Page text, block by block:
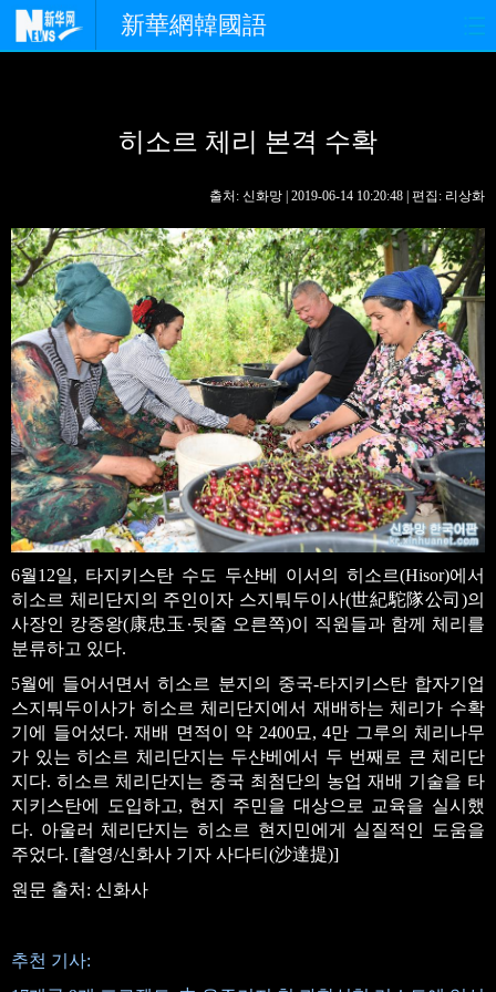
新華網韓國語
사회
핫 TV 문화
연예 관광 오피니언
생생 중국어
히소르 체리 본격 수확
출처: 신화망 | 2019-06-14 10:20:48 | 편집: 리상화
6월12일, 타지키스탄 수도 두샨베 이서의 히소르(Hisor)에서
히소르 체리단지의 주인이자 스지퉈두이사(世紀駝隊公司)의
사장인 캉중왕(康忠玉∙뒷줄 오른쪽)이 직원들과 함께 체리를
분류하고 있다.
5월에 들어서면서 히소르 분지의 중국-타지키스탄 합자기업
스지퉈두이사가 히소르 체리단지에서 재배하는 체리가 수확
기에 들어섰다. 재배 면적이 약 2400묘, 4만 그루의 체리나무
가 있는 히소르 체리단지는 두샨베에서 두 번째로 큰 체리단
지다. 히소르 체리단지는 중국 최첨단의 농업 재배 기술을 타
지키스탄에 도입하고, 현지 주민을 대상으로 교육을 실시했
다. 아울러 체리단지는 히소르 현지민에게 실질적인 도움을
주었다. [촬영/신화사 기자 사다티(沙達提)]
원문 출처: 신화사
추천 기사: